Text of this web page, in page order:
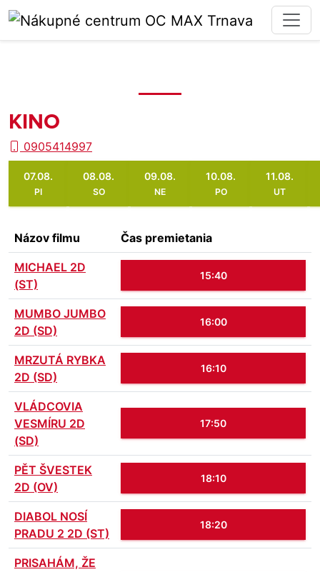
KINO
0905414997
07.08.
PI
08.08.
SO
09.08.
NE
10.08.
PO
11.08.
UT
Názov filmu Čas premietania
MICHAEL 2D
(ST)
15:40
MUMBO JUMBO
2D (SD)
16:00
MRZUTÁ RYBKA
2D (SD)
16:10
VLÁDCOVIA
VESMÍRU 2D
(SD)
17:50
PĚT ŠVESTEK
2D (OV)
18:10
DIABOL NOSÍ
PRADU 2 2D (ST)
18:20
PRISAHÁM, ŽE